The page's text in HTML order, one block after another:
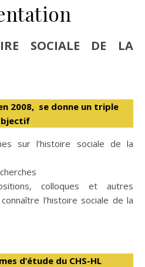
2008, se donne un triple
sur l’histoire sociale de la
colloques et autres
l’histoire sociale de la
d’étude du CHS-HL